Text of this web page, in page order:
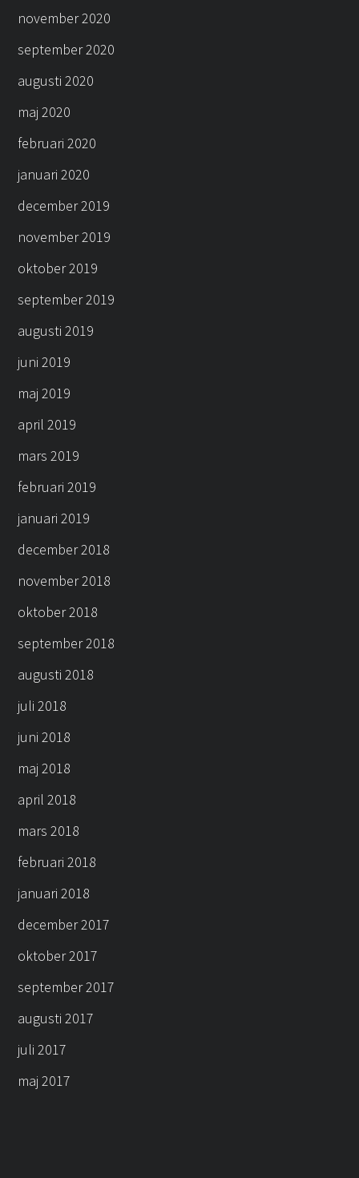
november 2020
september 2020
augusti 2020
maj 2020
februari 2020
januari 2020
december 2019
november 2019
oktober 2019
september 2019
augusti 2019
juni 2019
maj 2019
april 2019
mars 2019
februari 2019
januari 2019
december 2018
november 2018
oktober 2018
september 2018
augusti 2018
juli 2018
juni 2018
maj 2018
april 2018
mars 2018
februari 2018
januari 2018
december 2017
oktober 2017
september 2017
augusti 2017
juli 2017
maj 2017